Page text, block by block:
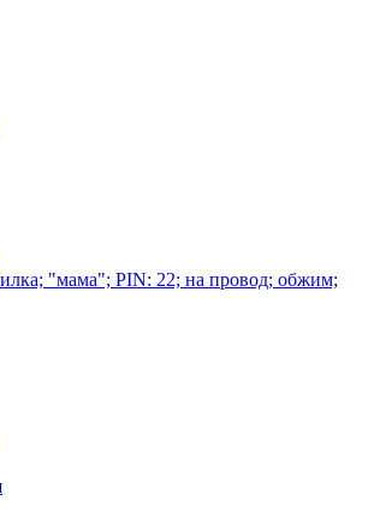
"мама"; PIN: 22; на провод; обжим;